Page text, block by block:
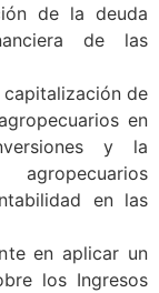
de la deuda
de las
de
en
y la
en las
en aplicar un
los Ingresos